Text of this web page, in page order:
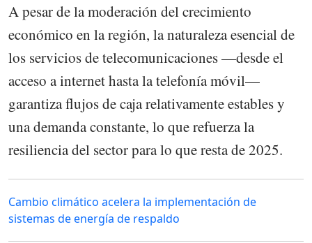
A pesar de la moderación del crecimiento
económico en la región, la naturaleza esencial de
los servicios de telecomunicaciones —desde el
acceso a internet hasta la telefonía móvil—
garantiza flujos de caja relativamente estables y
una demanda constante, lo que refuerza la
resiliencia del sector para lo que resta de 2025.
Cambio climático acelera la implementación de
sistemas de energía de respaldo